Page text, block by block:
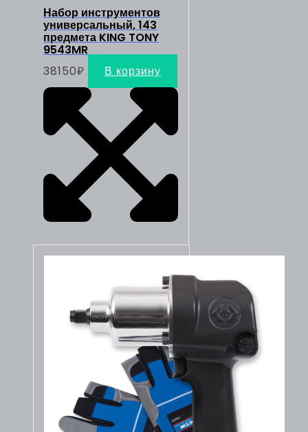
Набор инструментов
универсальный, 143
предмета KING TONY
9543MR
38150₽ В корзину